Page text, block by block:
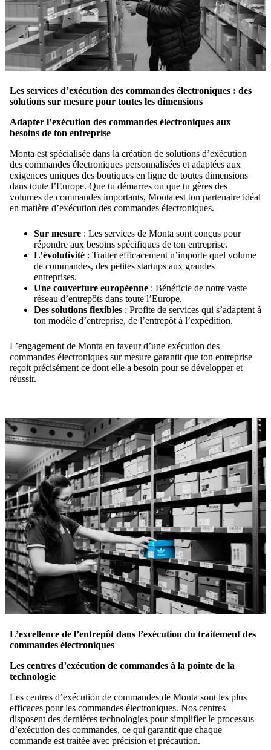
Les services d’exécution des commandes électroniques : des
solutions sur mesure pour toutes les dimensions
Adapter l’exécution des commandes électroniques aux
besoins de ton entreprise
Monta est spécialisée dans la création de solutions d’exécution
des commandes électroniques personnalisées et adaptées aux
exigences uniques des boutiques en ligne de toutes dimensions
dans toute l’Europe. Que tu démarres ou que tu gères des
volumes de commandes importants, Monta est ton partenaire idéal
en matière d’exécution des commandes électroniques.
Sur mesure : Les services de Monta sont conçus pour
répondre aux besoins spécifiques de ton entreprise.
L’évolutivité : Traiter efficacement n’importe quel volume
de commandes, des petites startups aux grandes
entreprises.
Une couverture européenne : Bénéficie de notre vaste
réseau d’entrepôts dans toute l’Europe.
Des solutions flexibles : Profite de services qui s’adaptent à
ton modèle d’entreprise, de l’entrepôt à l’expédition.
L’engagement de Monta en faveur d’une exécution des
commandes électroniques sur mesure garantit que ton entreprise
reçoit précisément ce dont elle a besoin pour se développer et
réussir.
L’excellence de l’entrepôt dans l’exécution du traitement des
commandes électroniques
Les centres d’exécution de commandes à la pointe de la
technologie
Les centres d’exécution de commandes de Monta sont les plus
efficaces pour les commandes électroniques. Nos centres
disposent des dernières technologies pour simplifier le processus
d’exécution des commandes, ce qui garantit que chaque
commande est traitée avec précision et précaution.